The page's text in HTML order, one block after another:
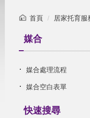
首頁 居家托育服
媒合
媒合處理流程
媒合空白表單
快速搜尋